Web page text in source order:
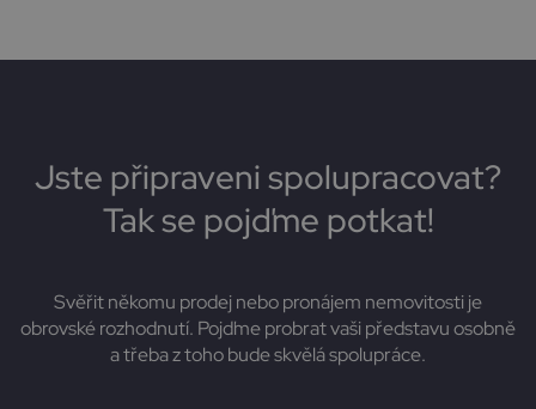
Jste připraveni spolupracovat?
Tak se pojďme potkat!
Svěřit někomu prodej nebo pronájem nemovitosti je
obrovské rozhodnutí. Pojďme probrat vaši představu osobně
a třeba z toho bude skvělá spolupráce.